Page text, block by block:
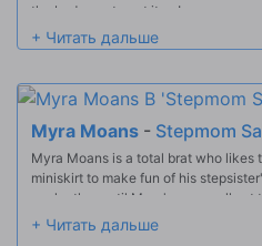
the bedroom to get it on!
Myra Moans - Stepmom
Myra Moans is a total brat who likes
miniskirt to make fun of his
each other until Myra's mom yells
offers, but Max claims he's not
finds that she's not wearing any